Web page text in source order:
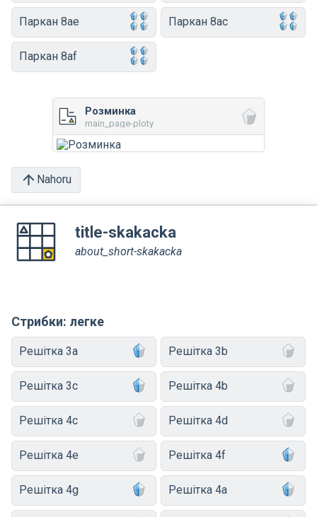
Паркан 8ae Паркан 8ac
Паркан 8af
Розминка
main_page-ploty
Nahoru
title-skakacka
about_short-skakacka
Стрибки: легке
Решітка 3a Решітка 3b
Решітка 3c Решітка 4b
Решітка 4c Решітка 4d
Решітка 4e Решітка 4f
Решітка 4g Решітка 4a